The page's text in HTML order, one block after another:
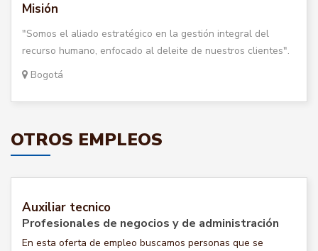
Misión
"Somos el aliado estratégico en la gestión integral del
recurso humano, enfocado al deleite de nuestros clientes".
Bogotá
OTROS EMPLEOS
Auxiliar tecnico
Profesionales de negocios y de administración
En esta oferta de empleo buscamos personas que se